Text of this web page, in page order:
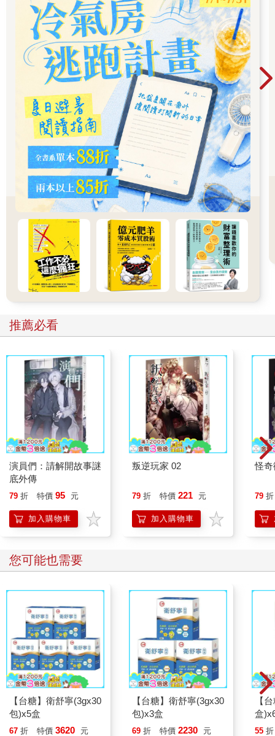
推薦必看
演員們：請解開故事謎
底外傳
79 折 特價 95 元
加入購物車
叛逆玩家 02
79 折 特價 221 元
加入購物車
怪
79 折
您可能也需要
【台糖】衛舒寧(3gx30
包)x5盒
67 折 特價 3620 元
【台糖】衛舒寧(3gx30
包)x3盒
69 折 特價 2230 元
【
盒
55 折